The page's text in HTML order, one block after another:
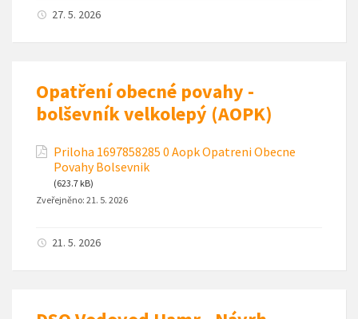
27. 5. 2026
Opatření obecné povahy -
bolševník velkolepý (AOPK)
Priloha 1697858285 0 Aopk Opatreni Obecne
Povahy Bolsevnik
(623.7 kB)
Zveřejněno: 21. 5. 2026
21. 5. 2026